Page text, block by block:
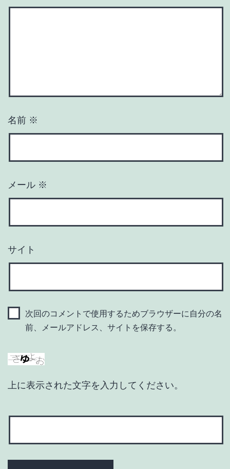
名前 ※
メール ※
サイト
次回のコメントで使用するためブラウザーに自分の名
前、メールアドレス、サイトを保存する。
上に表示された文字を入力してください。